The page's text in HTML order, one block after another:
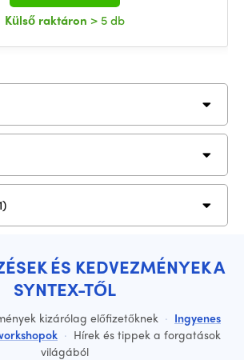
Külső raktáron > 5 db
ÉS KEDVEZMÉNYEK A
SYNTEX-TŐL
kizárólag előfizetőknek · Ingyenes
· Hírek és tippek a forgatások
világából